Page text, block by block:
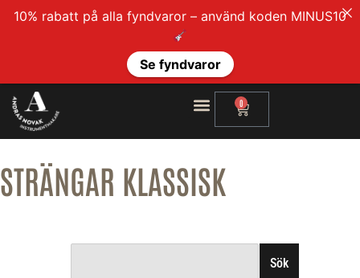
0
STRÄNGAR KLASSISK
Sök
10% rabatt på alla fyndvaror – använd koden MINUS10
Se fyndvaror